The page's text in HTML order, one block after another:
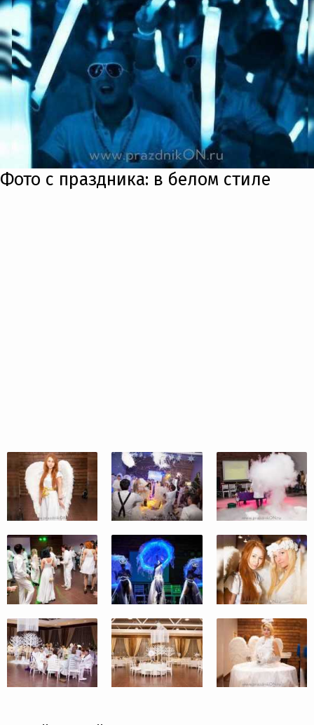
Фото с праздника: в белом стиле
Previous
Next